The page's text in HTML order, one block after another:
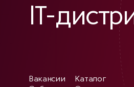
IT-
Вакансии
Каталог